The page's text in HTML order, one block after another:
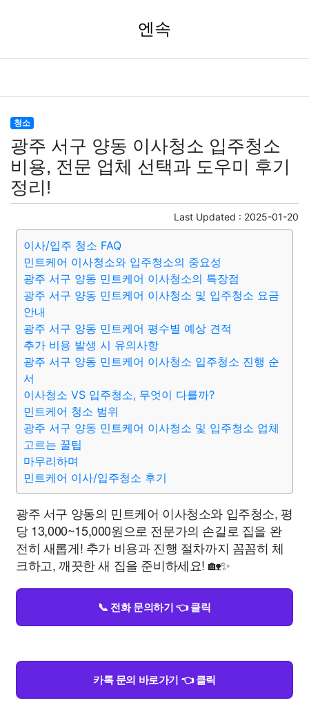
엔속
청소
광주 서구 양동 이사청소 입주청소
비용, 전문 업체 선택과 도우미 후기
정리!
Last Updated : 2025-01-20
이사/입주 청소 FAQ
민트케어 이사청소와 입주청소의 중요성
광주 서구 양동 민트케어 이사청소의 특장점
광주 서구 양동 민트케어 이사청소 및 입주청소 요금
안내
광주 서구 양동 민트케어 평수별 예상 견적
추가 비용 발생 시 유의사항
광주 서구 양동 민트케어 이사청소 입주청소 진행 순
서
이사청소 VS 입주청소, 무엇이 다를까?
민트케어 청소 범위
광주 서구 양동 민트케어 이사청소 및 입주청소 업체
고르는 꿀팁
마무리하며
민트케어 이사/입주청소 후기
광주 서구 양동의 민트케어 이사청소와 입주청소, 평
당 13,000~15,000원으로 전문가의 손길로 집을 완
전히 새롭게! 추가 비용과 진행 절차까지 꼼꼼히 체
크하고, 깨끗한 새 집을 준비하세요! 🏡✨
📞 전화 문의하기 👈 클릭
카톡 문의 바로가기 👈 클릭